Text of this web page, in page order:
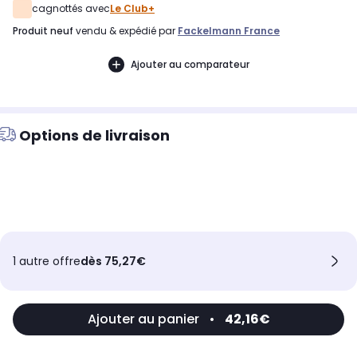
cagnottés avecLe Club+
produit neuf vendu & expédié par Fackelmann France
Ajouter au comparateur
Options de livraison
1 autre offredès 75,27€
Ajouter au panier • 42,16€